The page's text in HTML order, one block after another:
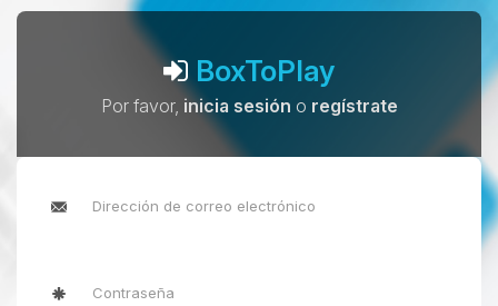
BoxToPlay
Por favor, inicia sesión o regístrate